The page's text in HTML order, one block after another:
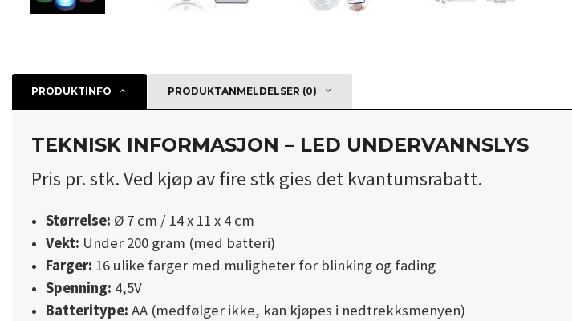
PRODUKTINFO PRODUKTANMELDELSER (0)
TEKNISK INFORMASJON – LED UNDERVANNSLYS
Pris pr. stk. Ved kjøp av fire stk gies det kvantumsrabatt.
Størrelse: Ø 7 cm / 14 x 11 x 4 cm
Vekt: Under 200 gram (med batteri)
Farger: 16 ulike farger med muligheter for blinking og fading
Spenning: 4,5V
Batteritype: AA (medfølger ikke, kan kjøpes i nedtrekksmenyen)